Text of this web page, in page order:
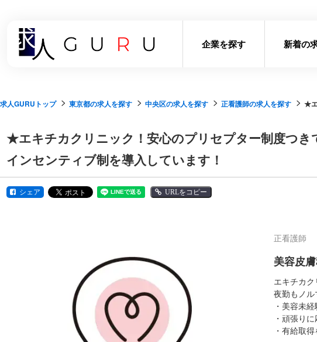
企業を探す 新着の
求人GURUトップ 東京都の求人を探す 中央区の求人を探す 正看護師の求人を探す ★
★エキチカクリニック！安心のプリセプター制度つ
インセンティブ制を導入しています！
シェア URLをコピー
正看護師
美容皮
エキチカ
夜勤もノ
・美容未
・頑張り
・有給取